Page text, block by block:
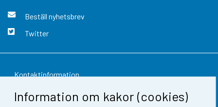
Information om kakor (cookies)
Beställ nyhetsbrev
Twitter
Kontaktinformation
Respons